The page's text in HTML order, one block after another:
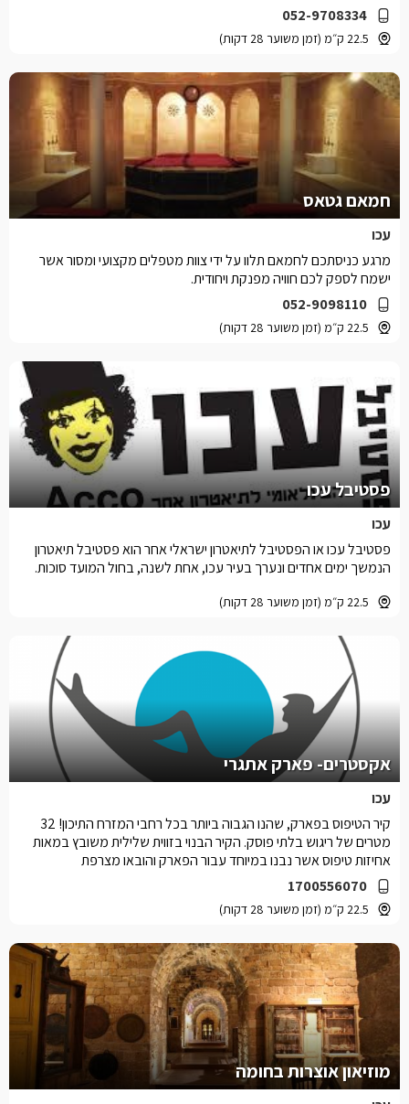
052-9708334
22.5 ק״מ (זמן משוער 28 דקות)
חמאם גטאס
עכו
052-9098110
22.5 ק״מ (זמן משוער 28 דקות)
מרגע כניסתכם לחמאם תלוו על ידי צוות מטפלים מקצועי ומסור אשר
ישמח לספק לכם חוויה מפנקת ויחודית.
פסטיבל עכו
עכו
22.5 ק״מ (זמן משוער 28 דקות)
פסטיבל עכו או הפסטיבל לתיאטרון ישראלי אחר הוא פסטיבל תיאטרון
הנמשך ימים אחדים ונערך בעיר עכו, אחת לשנה, בחול המועד סוכות.
אקסטרים- פארק אתגרי
עכו
1700556070
22.5 ק״מ (זמן משוער 28 דקות)
קיר הטיפוס בפארק, שהנו הגבוה ביותר בכל רחבי המזרח התיכון! 32
מטרים של ריגוש בלתי פוסק. הקיר הבנוי בזווית שלילית משובץ במאות
אחיזות טיפוס אשר נבנו במיוחד עבור הפארק והובאו מצרפת
מוזיאון אוצרות בחומה